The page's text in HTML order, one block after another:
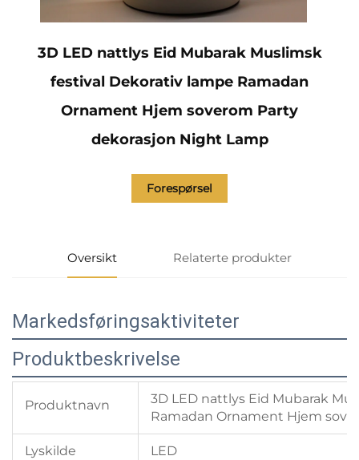
3D LED nattlys Eid Mubarak Muslimsk
festival Dekorativ lampe Ramadan
Ornament Hjem soverom Party
dekorasjon Night Lamp
Forespørsel
Oversikt Relaterte produkter
Markedsføringsaktiviteter
Produktbeskrivelse
Produktnavn
3D LED nattlys Eid Mubarak
Ramadan Ornament Hjem
Lyskilde LED